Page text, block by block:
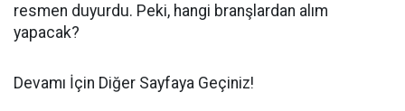
resmen duyurdu. Peki, hangi branşlardan alım
yapacak?
Devamı İçin Diğer Sayfaya Geçiniz!